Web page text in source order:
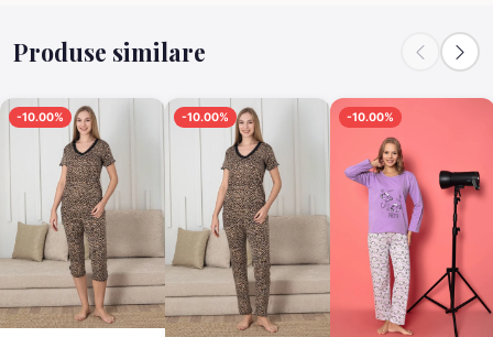
Produse similare
-10.00% -10.00% -10.00%